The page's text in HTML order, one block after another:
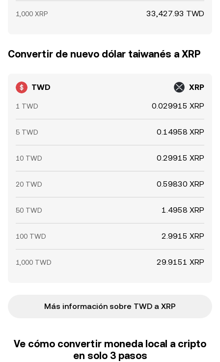
1,000 XRP 33,427.93 TWD
Convertir de nuevo dólar taiwanés a XRP
TWD XRP
1 TWD 0.029915 XRP
5 TWD 0.14958 XRP
10 TWD 0.29915 XRP
20 TWD 0.59830 XRP
50 TWD 1.4958 XRP
100 TWD 2.9915 XRP
1,000 TWD 29.9151 XRP
Más información sobre TWD a XRP
Ve cómo convertir moneda local a cripto
en solo 3 pasos